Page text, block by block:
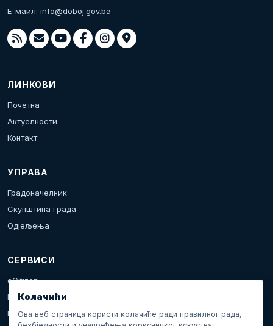
Е-маил: info@doboj.gov.ba
ЛИНКОВИ
Почетна
Актуелности
Контакт
УПРАВА
Градоначелник
Скупштина града
Одјељења
СЕРВИСИ
eCitizen
Пријава проблема
Календар дешавања
Колачићи
Ова веб страница користи колачиће ради правилног рада,